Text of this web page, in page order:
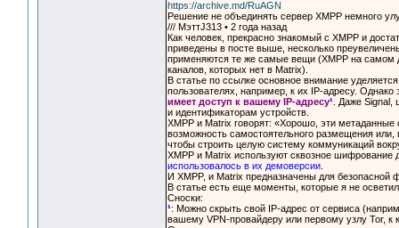
https://archive.md/RuAGN
Решение не объединять сервер XMPP немного
/// МэттJ313 • 2 года назад
Как человек, прекрасно знакомый с XMPP и
приведены в посте выше, несколько
применяются те же самые вещи (XMPP на самом
каналов, которых нет в Matrix).
В статье по ссылке основное внимание
пользователях, например, к их IP-адресу.
имеет доступ к вашему IP-адресу¹ . Даже
и идентификаторам устройств.
XMPP и Matrix говорят: «Хорошо, эти
возможность самостоятельного размещения
чтобы строить целую систему коммуникаций
XMPP и Matrix используют сквозное шифрование
использовалось в их демоверсии
И XMPP, и Matrix предназначены для
В статье есть еще моменты, которые я не
Сноски:
¹: Можно скрыть свой IP-адрес от сервиса
вашему VPN-провайдеру или первому узлу Tor, к